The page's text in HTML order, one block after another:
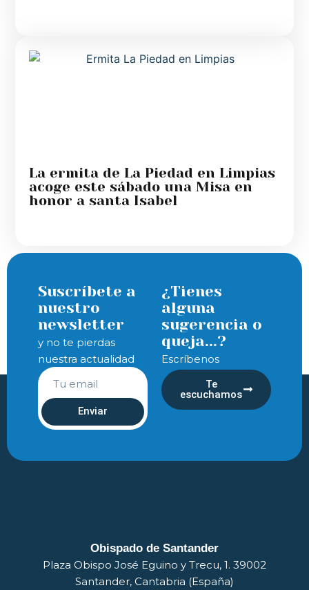
La ermita de La Piedad en Limpias
acoge este sábado una Misa en
honor a santa Isabel
Suscríbete a
nuestro
newsletter
y no te pierdas
nuestra actualidad
Enviar
¿Tienes
alguna
sugerencia o
queja...?
Escríbenos
Te
escuchamos
Obispado de Santander
Plaza Obispo José Eguino y Trecu, 1. 39002
Santander, Cantabria (España)